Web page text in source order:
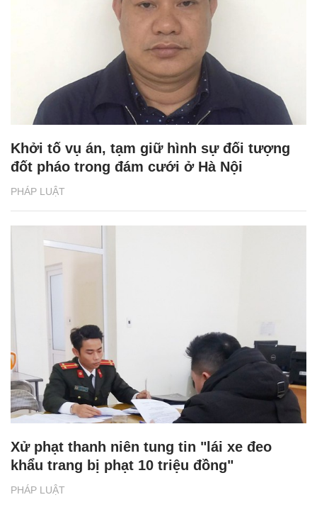
PHÁP LUẬT
Khởi tố vụ án, tạm giữ hình sự đối tượng
đốt pháo trong đám cưới ở Hà Nội
PHÁP LUẬT
Xử phạt thanh niên tung tin "lái xe đeo
khẩu trang bị phạt 10 triệu đồng"